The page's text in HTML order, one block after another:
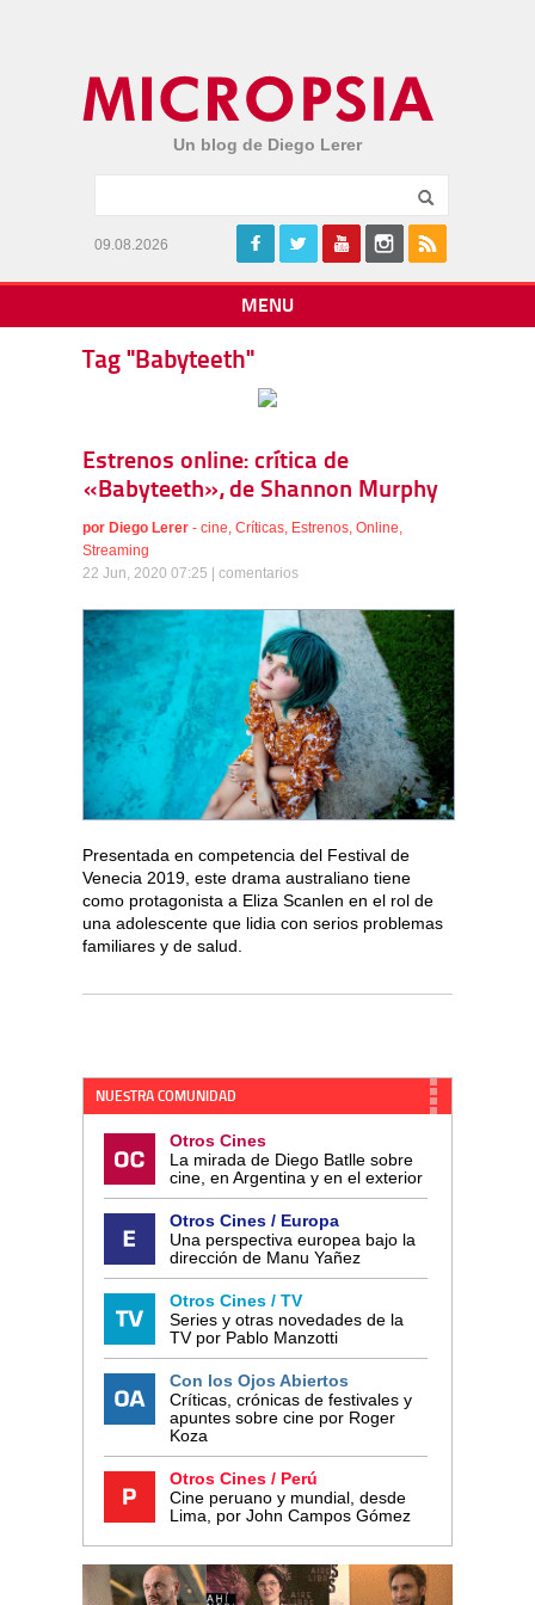
Un blog de Diego Lerer
09.08.2026
MENU
Tag "Babyteeth"
Estrenos online: crítica de
«Babyteeth», de Shannon Murphy
por Diego Lerer - cine, Críticas, Estrenos, Online,
Streaming
22 Jun, 2020 07:25 | comentarios
Presentada en competencia del Festival de
Venecia 2019, este drama australiano tiene
como protagonista a Eliza Scanlen en el rol de
una adolescente que lidia con serios problemas
familiares y de salud.
NUESTRA COMUNIDAD
Otros Cines
La mirada de Diego Batlle sobre
cine, en Argentina y en el exterior
Otros Cines / Europa
Una perspectiva europea bajo la
dirección de Manu Yañez
Otros Cines / TV
Series y otras novedades de la
TV por Pablo Manzotti
Con los Ojos Abiertos
Críticas, crónicas de festivales y
apuntes sobre cine por Roger
Koza
Otros Cines / Perú
Cine peruano y mundial, desde
Lima, por John Campos Gómez